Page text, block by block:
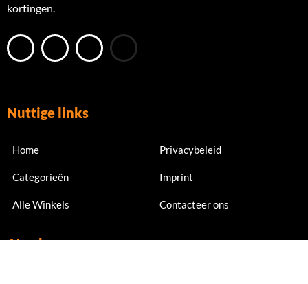
kortingen.
Nuttige links
Home
Categorieën
Alle Winkels
Privacybeleid
Imprint
Contacteer ons
Nu abonneren